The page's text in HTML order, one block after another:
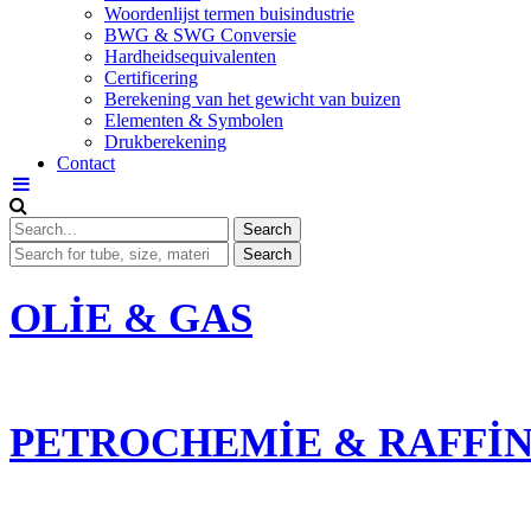
Woordenlijst termen buisindustrie
BWG & SWG Conversie
Hardheidsequivalenten
Certificering
Berekening van het gewicht van buizen
Elementen & Symbolen
Drukberekening
Contact
OLIE & GAS
PETROCHEMIE &